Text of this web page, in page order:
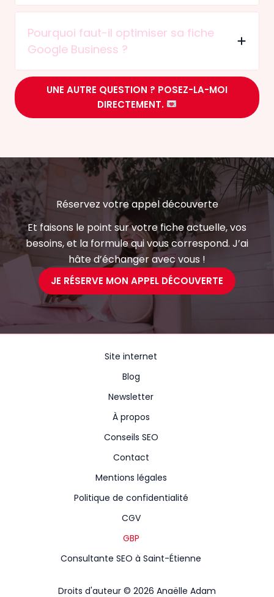
Pourquoi faut-il optimiser sa fiche
Google Business ?
UNE AUTRE QUESTION ? POSEZ-LA-MOI
DIRECTEMENT.
Réservez votre appel découverte
Et faisons le point sur votre fiche actuelle, vos
besoins, et la formule qui vous correspond. J’ai
hâte d’échanger avec vous !
JE RÉSERVE MON APPEL DÉCOUVERTE
Site internet
Blog
Newsletter
À propos
Conseils SEO
Contact
Mentions légales
Politique de confidentialité
CGV
GBP
Consultante SEO à Saint-Étienne
Droits d'auteur © 2026 Anaëlle Adam